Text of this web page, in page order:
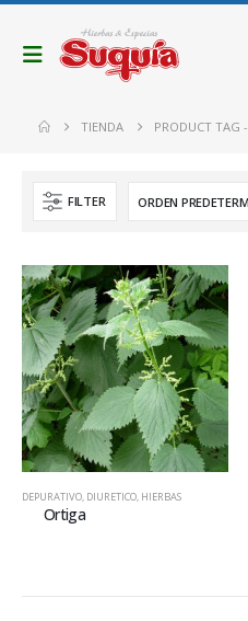
TIENDA PRODUCT TAG -
FILTER
DEPURATIVO, DIURETICO, HIERBAS
Ortiga